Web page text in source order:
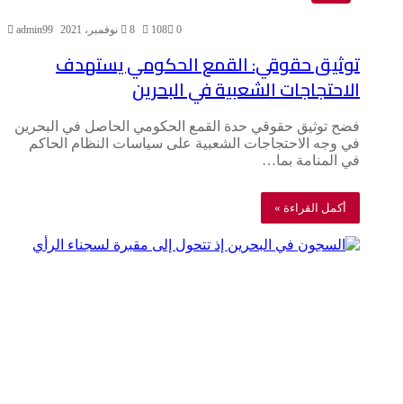
admin99 8 نوفمبر، 2021 0
108
توثيق حقوقي: القمع الحكومي يستهدف
الاحتجاجات الشعبية في البحرين
فضح توثيق حقوقي حدة القمع الحكومي الحاصل في البحرين
في وجه الاحتجاجات الشعبية على سياسات النظام الحاكم
في المنامة بما…
أكمل القراءة »